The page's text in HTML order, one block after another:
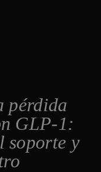
pérdida
GLP-1:
soporte y